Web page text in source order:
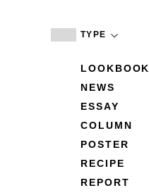
TYPE
LOOKBOOK
NEWS
ESSAY
COLUMN
POSTER
RECIPE
REPORT